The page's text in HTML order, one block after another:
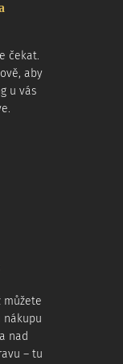
čekat.
aby
u vás
můžete
nákupu
nad
– tu